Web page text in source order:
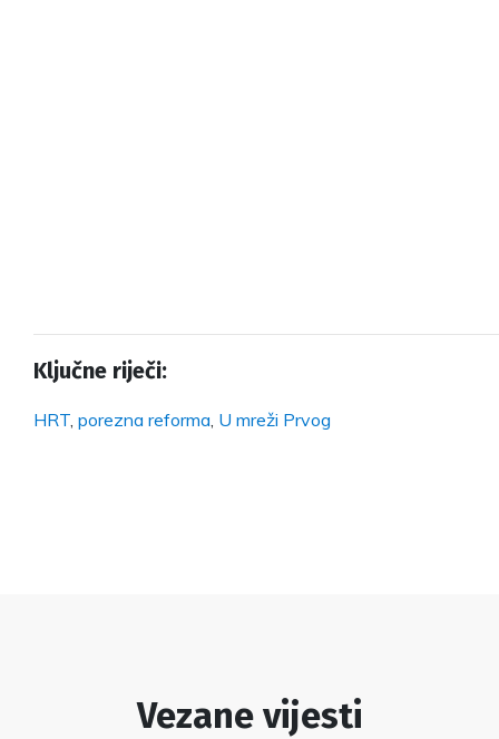
Ključne riječi:
HRT, porezna reforma, U mreži Prvog
Vezane vijesti